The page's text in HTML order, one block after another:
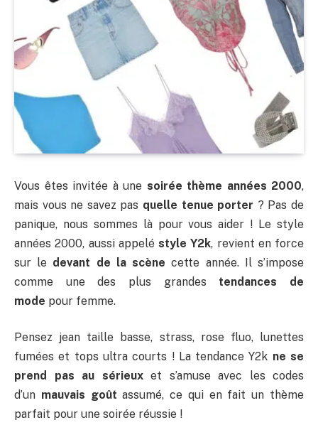
Vous êtes invitée à une soirée thème années 2000,
mais vous ne savez pas quelle tenue porter ? Pas de
panique, nous sommes là pour vous aider ! Le style
années 2000, aussi appelé style Y2k, revient en force
sur le devant de la scène cette année. Il s’impose
comme une des plus grandes tendances de
mode pour femme.
Pensez jean taille basse, strass, rose fluo, lunettes
fumées et tops ultra courts ! La tendance Y2k ne se
prend pas au sérieuxet s’amuse avec les codes
d’un mauvais goût assumé, ce qui en fait un thème
parfait pour une soirée réussie !